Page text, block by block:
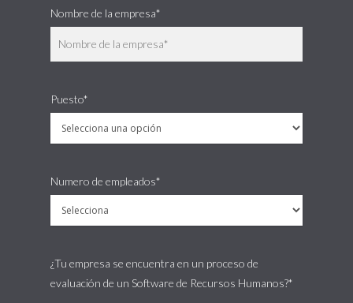
Nombre de la empresa*
Puesto*
Numero de empleados*
¿Tu empresa se encuentra en un proceso de
evaluación de un Software de Recursos Humanos?*